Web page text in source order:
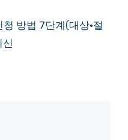
방법 7단계(대상·절
신